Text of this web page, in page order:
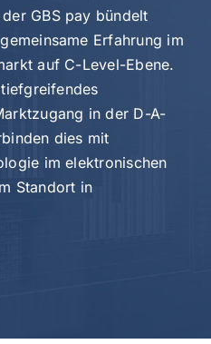
GBS pay bündelt
Erfahrung im
auf C-Level-Ebene.
in der D-A-
dies mit
im elektronischen
Standort in